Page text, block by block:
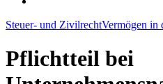
Steuer- und ZivilrechtVermögen in
Pflichtteil bei